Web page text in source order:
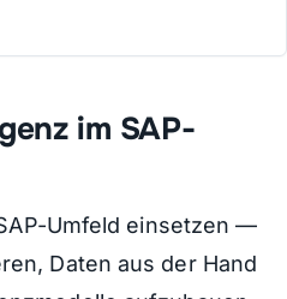
im SAP-
Umfeld einsetzen —
Daten aus der Hand